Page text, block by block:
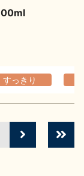
すっきり